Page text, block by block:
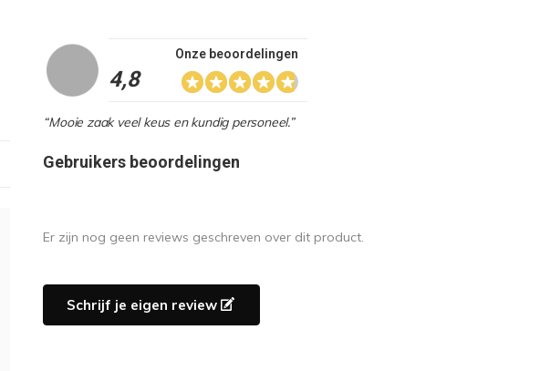
4,8
Onze beoordelingen
“Mooie zaak veel keus en kundig personeel.”
Gebruikers beoordelingen
Er zijn nog geen reviews geschreven over dit product.
Schrijf je eigen review